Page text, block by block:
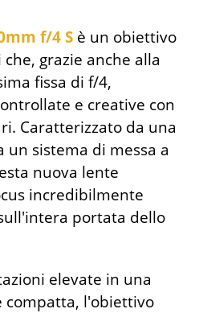
f/4 S è un obiettivo
grazie anche alla
fissa di f/4,
e creative con
Caratterizzato da una
sistema di messa a
nuova lente
incredibilmente
portata dello
elevate in una
compatta, l'obiettivo